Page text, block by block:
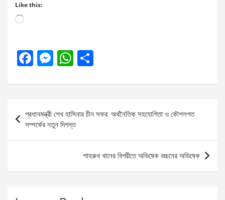
Like this:
Loading…
F
ce
o
o
M
se
g
er
W
at
s
A
p
ar
navigation
প্রধানমন্ত্রী শেখ হাসিনার চীন সফর: অর্থনৈতিক সহযোগিতা ও কৌশলগত
সম্পর্কের নতুন দিগন্ত
শাহরুখ খানের বিপরীতে অভিষেক বচ্চনের অভিষেক